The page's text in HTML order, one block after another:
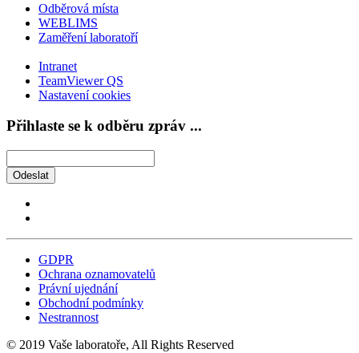
Odběrová místa
WEBLIMS
Zaměření laboratoří
Intranet
TeamViewer QS
Nastavení cookies
Přihlaste se k odběru zpráv ...
Odeslat
GDPR
Ochrana oznamovatelů
Právní ujednání
Obchodní podmínky
Nestrannost
© 2019 Vaše laboratoře, All Rights Reserved